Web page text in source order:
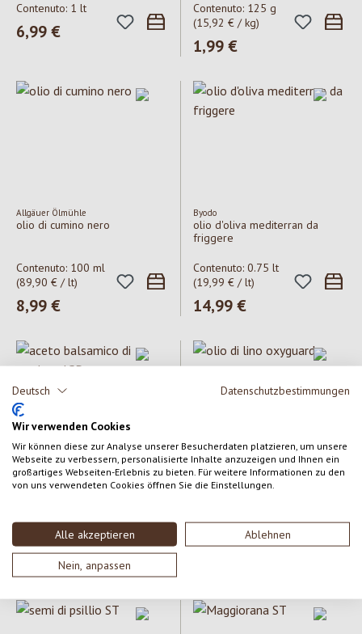
Deutsch Datenschutzbestimmungen
Wir verwenden Cookies
Wir können diese zur Analyse unserer Besucherdaten platzieren, um unsere
Webseite zu verbessern, personalisierte Inhalte anzuzeigen und Ihnen ein
großartiges Webseiten-Erlebnis zu bieten. Für weitere Informationen zu den
von uns verwendeten Cookies öffnen Sie die Einstellungen.
Alle akzeptieren Ablehnen
Nein, anpassen
Contenuto: 1 lt
Prezzo normale:
6,99 €
Contenuto: 125 g
(15,92 € / kg)
Prezzo normale:
1,99 €
Allgäuer Ölmühle
olio di cumino nero
Contenuto: 100 ml
(89,90 € / lt)
Prezzo normale:
8,99 €
Byodo
olio d'oliva mediterran da
friggere
Contenuto: 0.75 lt
(19,99 € / lt)
Prezzo normale:
14,99 €
San Vicario
aceto balsamico di modena
Contenuto:500 ml
(15,98 € / lt)
Prezzo normale:
7,99 €
Rapunzel
olio di lino oxyguard
Contenuto:500 ml
(19,98 € / lt)